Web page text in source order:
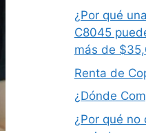
¿Por qué
C8045
más de
Renta de
¿Dónde
¿Por qué no